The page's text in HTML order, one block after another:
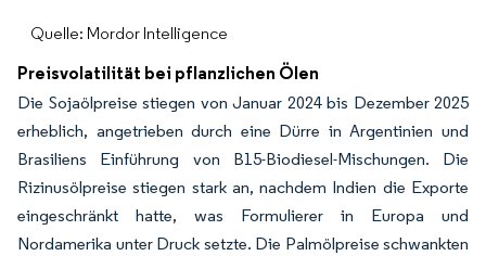
Quelle: Mordor Intelligence
Preisvolatilität bei pflanzlichen Ölen
Die Sojaölpreise stiegen von Januar 2024 bis Dezember 2025
erheblich, angetrieben durch eine Dürre in Argentinien und
Brasiliens Einführung von B15-Biodiesel-Mischungen. Die
Rizinusölpreise stiegen stark an, nachdem Indien die Exporte
eingeschränkt hatte, was Formulierer in Europa und
Nordamerika unter Druck setzte. Die Palmölpreise schwankten